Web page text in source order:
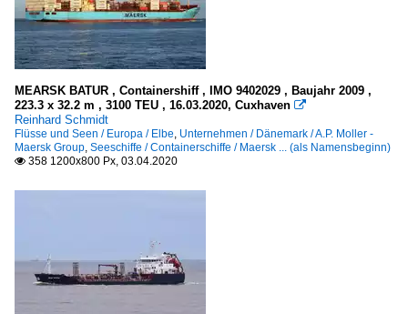
MEARSK BATUR , Containershiff , IMO 9402029 , Baujahr 2009 ,
223.3 x 32.2 m , 3100 TEU , 16.03.2020, Cuxhaven 
Reinhard Schmidt
Flüsse und Seen / Europa / Elbe, Unternehmen / Dänemark / A.P. Moller -
Maersk Group, Seeschiffe / Containerschiffe / Maersk ... (als Namensbeginn)
 358 1200x800 Px, 03.04.2020